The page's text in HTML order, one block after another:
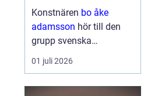
och bild
Konstnären bo åke
adamsson hör till den
grupp svenska
bildskapare som tyst
men konsekvent har
01 juli 2026